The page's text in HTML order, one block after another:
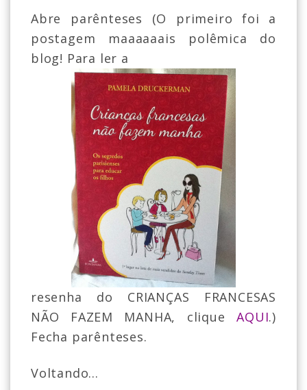
Abre parênteses (O primeiro foi a
postagem maaaaaais polêmica do
blog! Para ler a
resenha do CRIANÇAS FRANCESAS
NÃO FAZEM MANHA, cliqueAQUI.)
Fecha parênteses.
Voltando...